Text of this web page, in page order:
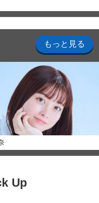
もっと見る
Up